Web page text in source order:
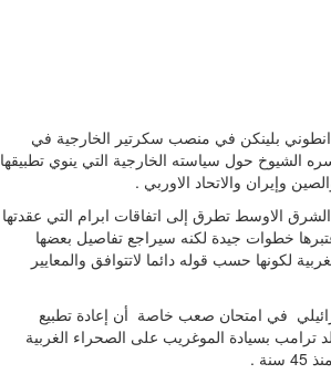
بلينكن في منصب سكرتير الخارجية في
الشيوخ حول سياسته الخارجية التي ينوي تطبيقها
وإيران والاتحاد الاوربي .
الاوسط تطرق إلى اتفاقات ابرام التي عقدتها
خطوات جيدة لكنه سيراجع تفاصيل بعضها
لكونها حسب قوله دائما لاتتوافق والمعايير
في امتحان صعب خاصة أن إعادة تطبيع
ترامب بسيادة الموغريب على الصحراء الغربية
.